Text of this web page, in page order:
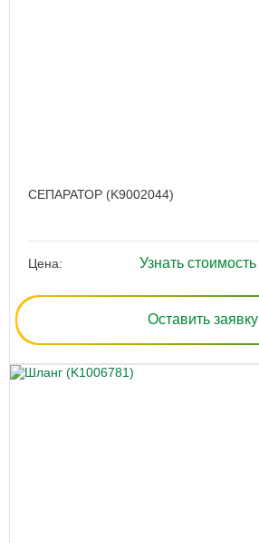
СЕПАРАТОР (K9002044)
Цена: Узнать стоимость
Оставить заявку